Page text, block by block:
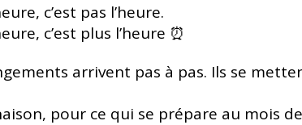
c’est pas l’heure.
c’est plus l’heure ⏰
arrivent pas à pas. Ils se
pour ce qui se prépare au mois